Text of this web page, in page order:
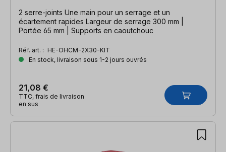
2 serre-joints Une main pour un serrage et un
écartement rapides Largeur de serrage 300 mm |
Portée 65 mm | Supports en caoutchouc
Réf. art. : HE-OHCM-2X30-KIT
En stock, livraison sous 1-2 jours ouvrés
21,08 €
TTC, frais de livraison
en sus